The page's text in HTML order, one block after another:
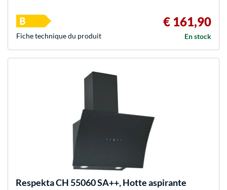
€ 161,90
En stock
Fiche technique du produit
RespektaCH 55060 SA++, Hotte aspirante